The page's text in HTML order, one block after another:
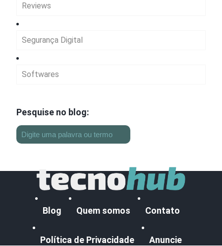
Reviews
Segurança Digital
Softwares
Pesquise no blog:
Blog Quem somos Contato
Política de Privacidade Anuncie